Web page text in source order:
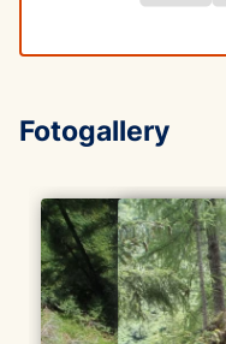
Fotogallery